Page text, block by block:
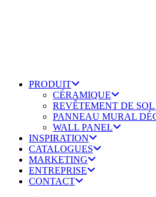
PRODUIT
CÉRAMIQUE
REVÊTEMENT DE
PANNEAU MURAL
WALL PANEL
INSPIRATION
CATALOGUES
MARKETING
ENTREPRISE
CONTACT